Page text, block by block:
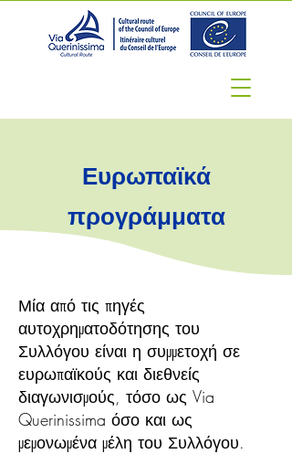
Ευρωπαϊκά
προγράμματα
Μία από τις πηγές
αυτοχρηματοδότησης του
Συλλόγου είναι η συμμετοχή σε
ευρωπαϊκούς και διεθνείς
διαγωνισμούς, τόσο ως Via
Querinissima όσο και ως
μεμονωμένα μέλη του Συλλόγου.